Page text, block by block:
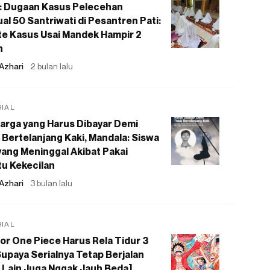
Dugaan Kasus Pelecehan
50 Santriwati di Pesantren Pati:
Kasus Usai Mandek Hampir 2
2 bulan lalu
yang Harus Dibayar Demi
Kaki, Mandala: Siswa
Meninggal Akibat Pakai
Kekecilan
3 bulan lalu
One Piece Harus Rela Tidur 3
Serialnya Tetap Berjalan